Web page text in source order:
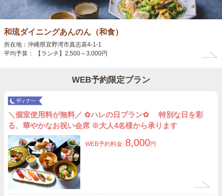
和琉ダイニングあんのん（和食）
所在地：沖縄県宜野湾市真志喜4-1-1
平均予算： 【ランチ】2,500～3,000円
WEB予約限定プラン
＼個室使用料が無料／ ✿ハレの日プラン✿ 特別な日を彩
る、華やかなお祝い会席 ※大人4名様から承ります
WEB予約料金 8,000円